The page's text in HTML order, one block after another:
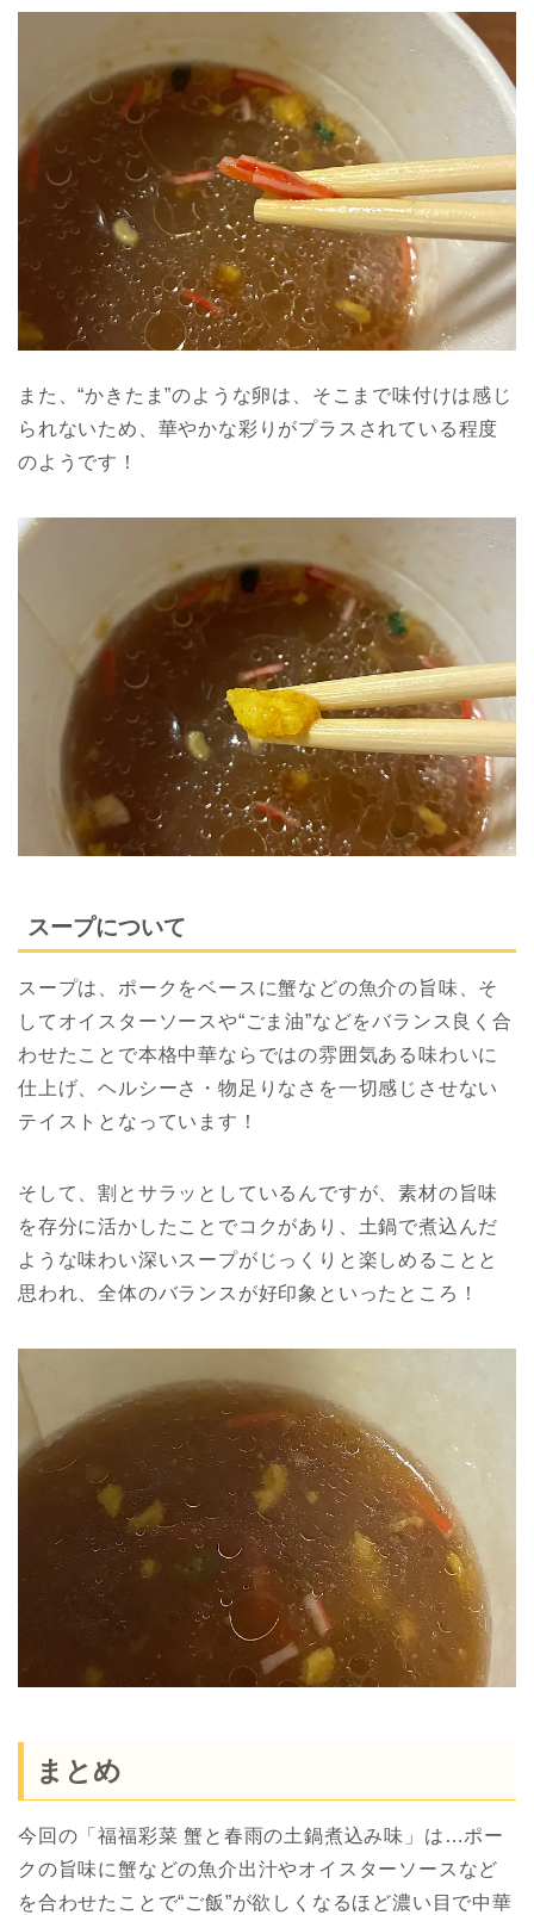
また、“かきたま”のような卵は、そこまで味付けは感じ
られないため、華やかな彩りがプラスされている程度
のようです！
スープについて
スープは、ポークをベースに蟹などの魚介の旨味、そ
してオイスターソースや“ごま油”などをバランス良く合
わせたことで本格中華ならではの雰囲気ある味わいに
仕上げ、ヘルシーさ・物足りなさを一切感じさせない
テイストとなっています！
そして、割とサラッとしているんですが、素材の旨味
を存分に活かしたことでコクがあり、土鍋で煮込んだ
ような味わい深いスープがじっくりと楽しめることと
思われ、全体のバランスが好印象といったところ！
まとめ
今回の「福福彩菜 蟹と春雨の土鍋煮込み味」は…ポー
クの旨味に蟹などの魚介出汁やオイスターソースなど
を合わせたことで“ご飯”が欲しくなるほど濃い目で中華